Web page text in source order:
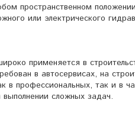
пространственном
или электрического
применяется в
в автосервисах, на
в профессиональных, так и в
сложных задач.